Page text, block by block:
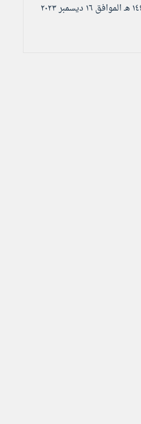
السبت ۳ جمادى الآخرة ۱٤٤۵ هـ الموافق ۱٦ ديسمبر ۲۰۲۳